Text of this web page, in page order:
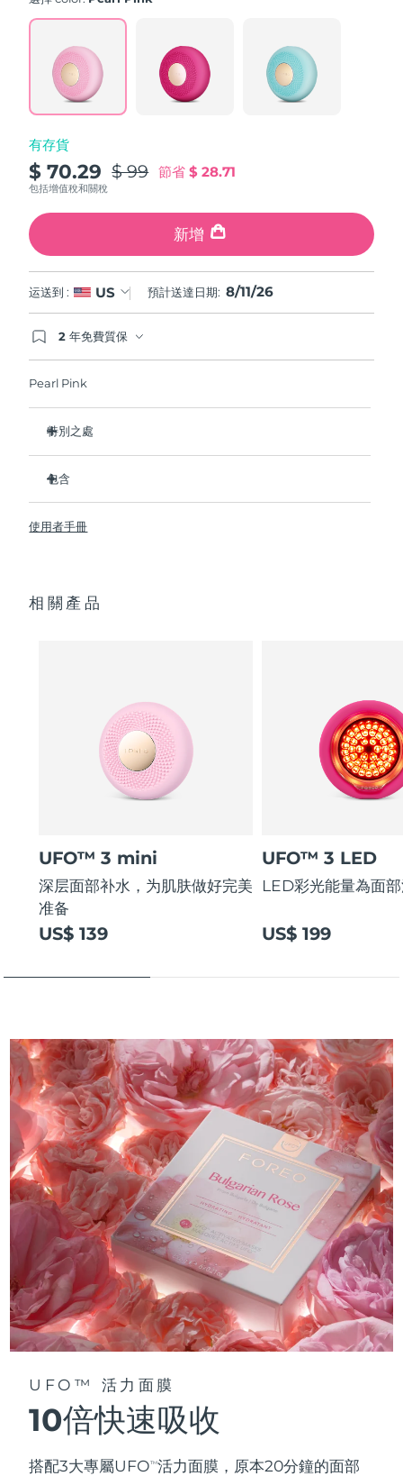
Read
Reviews.
Same
page
有存貨
$ 70.29 $ 99 節省$ 28.71
包括增值稅和關稅
新增
运送到 : US 預計送達日期: 8/11/26
2 年免費質保
Pearl Pink
特別之處
熱能科技幫助面膜中的成分深入肌膚。
全光譜LED彩光有助於肌膚煥發活力。
包含
USB 充電線
2年質保 (西班牙、葡萄牙、瑞典：3年質保)
使用者手冊
相關產品
UFO™ 3 mini
深层面部补水，为肌肤做好完美
准备
US$ 139
UFO™ 3 LED
LED彩光能量為面
US$ 199
UFO™ 活力面膜
10倍快速吸收
搭配3大專屬UFOTM活力面膜，原本20分鐘的面部
斯洛伐克
斯洛維尼亞 預計送達日期
預計送達日期
南韓
西班牙
瑞典 8/10/26
瑞士 預計送達日期8/10/26
台灣 預計送達日期8/15/26
泰國 預計送達日期8/14/26
阿拉伯聯合大公國
英國
美國
越南